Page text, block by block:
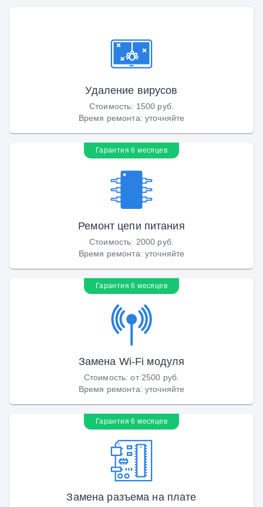
Удаление вирусов
Стоимость: 1500 руб.
Время ремонта: уточняйте
Гарантия 6 месяцев
Ремонт цепи питания
Стоимость: 2000 руб.
Время ремонта: уточняйте
Гарантия 6 месяцев
Замена Wi-Fi модуля
Стоимость:от 2500 руб.
Время ремонта: уточняйте
Гарантия 6 месяцев
Замена разъема на плате